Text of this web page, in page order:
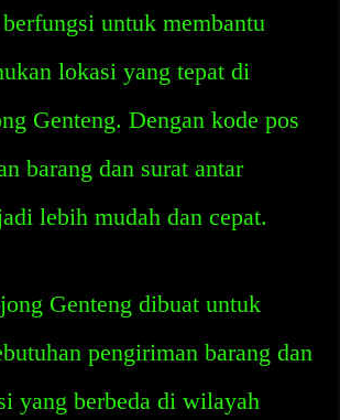
untuk membantu
lokasi yang tepat di
Genteng. Dengan kode pos
barang dan surat antar
lebih mudah dan cepat.
Genteng dibuat untuk
pengiriman barang dan
yang berbeda di wilayah